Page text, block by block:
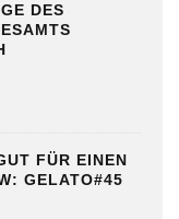
DES
FÜR EINEN
GELATO#45